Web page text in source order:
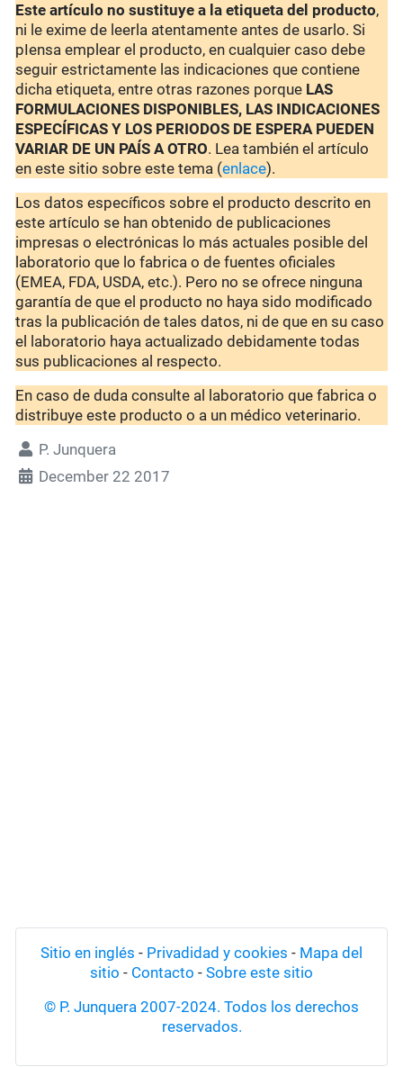
Este artículo no sustituye a la etiqueta del producto,
ni le exime de leerla atentamente antes de usarlo. Si
pIensa emplear el producto, en cualquier caso debe
seguir estrictamente las indicaciones que contiene
dicha etiqueta, entre otras razones porque LAS
FORMULACIONES DISPONIBLES, LAS INDICACIONES
ESPECÍFICAS Y LOS PERIODOS DE ESPERA PUEDEN
VARIAR DE UN PAÍS A OTRO. Lea también el artículo
en este sitio sobre este tema (enlace).
Los datos específicos sobre el producto descrito en
este artículo se han obtenido de publicaciones
impresas o electrónicas lo más actuales posible del
laboratorio que lo fabrica o de fuentes oficiales
(EMEA, FDA, USDA, etc.). Pero no se ofrece ninguna
garantía de que el producto no haya sido modificado
tras la publicación de tales datos, ni de que en su caso
el laboratorio haya actualizado debidamente todas
sus publicaciones al respecto.
En caso de duda consulte al laboratorio que fabrica o
distribuye este producto o a un médico veterinario.
P. Junquera
December 22 2017
Sitio en inglés - Privadidad y cookies - Mapa del
sitio - Contacto - Sobre este sitio
© P. Junquera 2007-2024. Todos los derechos
reservados.